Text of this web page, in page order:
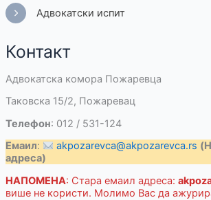
Адвокатски испит
Контакт
Адвокатска комора Пожаревца
Таковска 15/2, Пожаревац
Телефон: 012 / 531-124
Емаил: akpozarevca@akpozarevca.rs
адреса)
НАПОМЕНА: Стара емаил адреса:
више не користи. Молимо Вас да